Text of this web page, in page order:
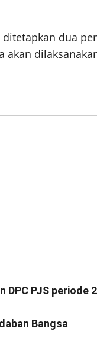
dua
DPC PJS periode
Bangsa